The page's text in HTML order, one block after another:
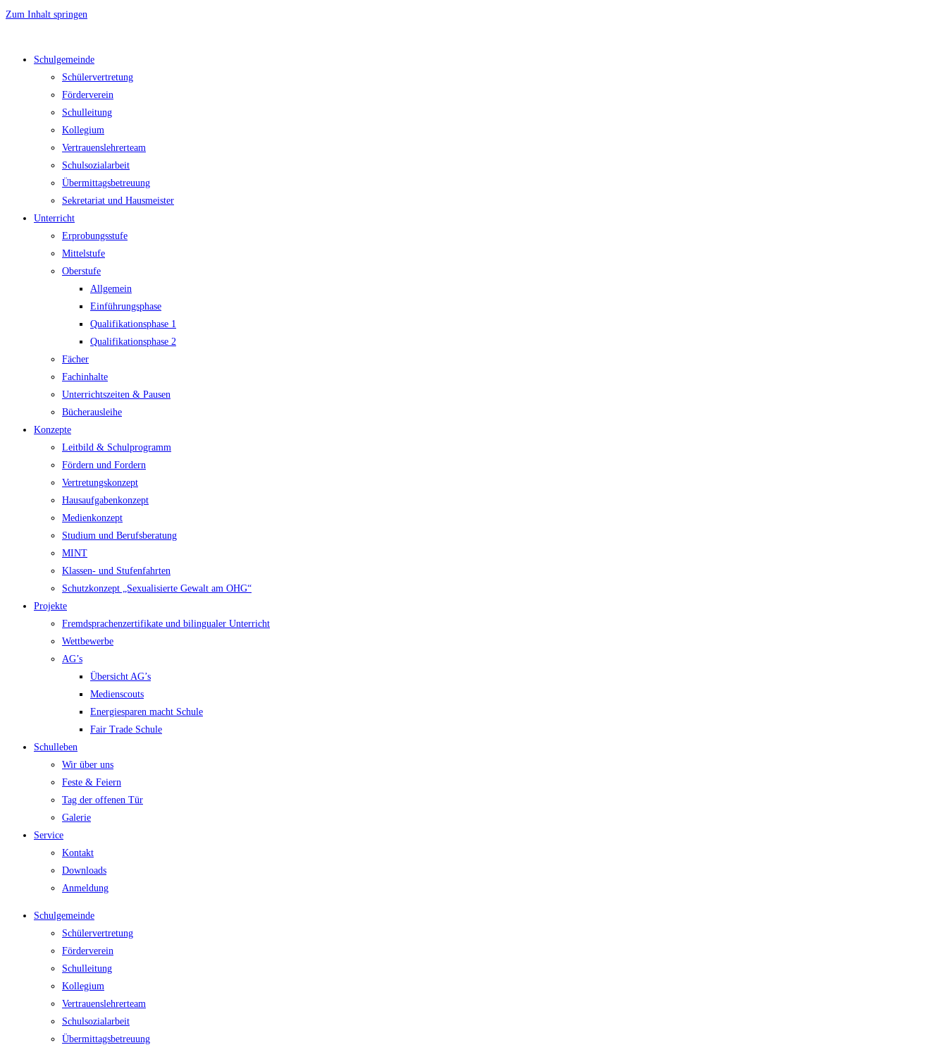
Zum Inhalt springen
Schulgemeinde
Schülervertretung
Förderverein
Schulleitung
Kollegium
Vertrauenslehrerteam
Schulsozialarbeit
Übermittagsbetreuung
Sekretariat und Hausmeister
Unterricht
Erprobungsstufe
Mittelstufe
Oberstufe
Allgemein
Einführungsphase
Qualifikationsphase 1
Qualifikationsphase 2
Fächer
Fachinhalte
Unterrichtszeiten & Pausen
Bücherausleihe
Konzepte
Leitbild & Schulprogramm
Fördern und Fordern
Vertretungskonzept
Hausaufgabenkonzept
Medienkonzept
Studium und Berufsberatung
MINT
Klassen- und Stufenfahrten
Schutzkonzept „Sexualisierte Gewalt am OHG“
Projekte
Fremdsprachenzertifikate und bilingualer Unterricht
Wettbewerbe
AG’s
Übersicht AG’s
Medienscouts
Energiesparen macht Schule
Fair Trade Schule
Schulleben
Wir über uns
Feste & Feiern
Tag der offenen Tür
Galerie
Service
Kontakt
Downloads
Anmeldung
Schulgemeinde
Schülervertretung
Förderverein
Schulleitung
Kollegium
Vertrauenslehrerteam
Schulsozialarbeit
Übermittagsbetreuung